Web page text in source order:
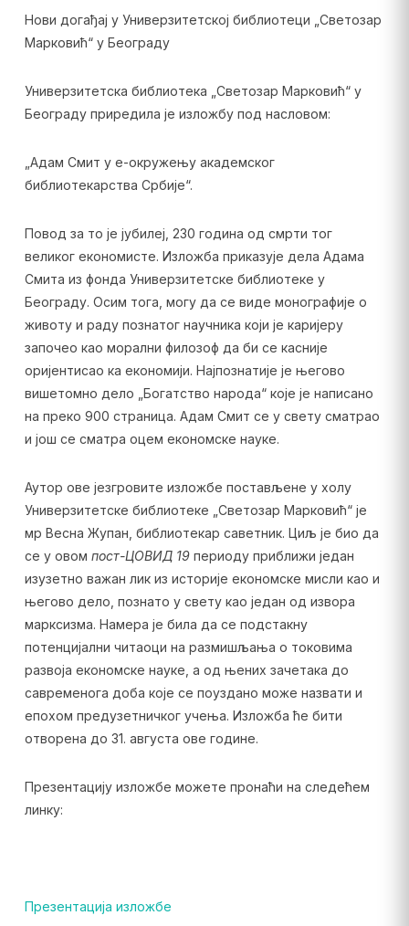
Нови догађај у Универзитетској библиотеци „Светозар
Марковић“ у Београду
Универзитетска библиотека „Светозар Марковић“ у
Београду приредила је изложбу под насловом:
„Адам Смит у е-окружењу академског
библиотекарства Србије“.
Повод за то је јубилеј, 230 година од смрти тог
великог економисте. Изложба приказује дела Адама
Смита из фонда Универзитетске библиотеке у
Београду. Осим тога, могу да се виде монографије о
животу и раду познатог научника који је каријеру
започео као морални филозоф да би се касније
оријентисао ка економији. Најпознатије је његово
вишетомно дело „Богатство народа“ које је написано
на преко 900 страница. Адам Смит се у свету сматрао
и још се сматра оцем економске науке.
Аутор ове језгровите изложбе постављене у холу
Универзитетске библиотеке „Светозар Марковић“ је
мр Весна Жупан, библиотекар саветник. Циљ је био да
се у овом пост-ЦОВИД 19периоду приближи један
изузетно важан лик из историје економске мисли као и
његово дело, познато у свету као један од извора
марксизма. Намера је била да се подстакну
потенцијални читаоци на размишљања о токовима
развоја економске науке, а од њених зачетака до
савременога доба које се поуздано може назвати и
епохом предузетничког учења. Изложба ће бити
отворена до 31. августа ове године.
Презентацију изложбе можете пронаћи на следећем
линку:
Презентација изложбе